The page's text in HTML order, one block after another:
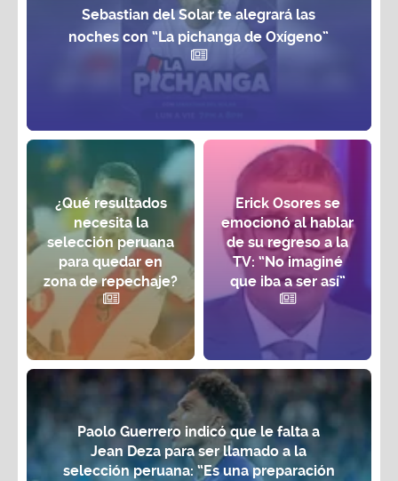
Sebastian del Solar te alegrará las
noches con “La pichanga de Oxígeno”
¿Qué resultados
necesita la
selección peruana
para quedar en
zona de repechaje?
Erick Osores se
emocionó al hablar
de su regreso a la
TV: “No imaginé
que iba a ser así”
Paolo Guerrero indicó que le falta a
Jean Deza para ser llamado a la
selección peruana: “Es una preparación